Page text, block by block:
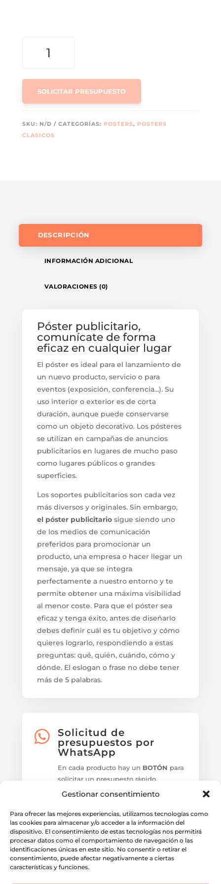
Gestionar consentimiento
Para ofrecer las mejores experiencias, utilizamos tecnologías como
las cookies para almacenar y/o acceder a la información del
dispositivo. El consentimiento de estas tecnologías nos permitirá
procesar datos como el comportamiento de navegación o las
identificaciones únicas en este sitio. No consentir o retirar el
consentimiento, puede afectar negativamente a ciertas
características y funciones.
SOLICITAR PRESUPUESTO
SKU: N/D CATEGORÍAS: POSTERS, POSTERS
CLASICOS
DESCRIPCIÓN
INFORMACIÓN ADICIONAL
VALORACIONES (0)
Póster publicitario,
comunícate de forma
eficaz en cualquier lugar
El póster es ideal para el lanzamiento de
un nuevo producto, servicio o para
eventos (exposición, conferencia...). Su
uso interior o exterior es de corta
duración, aunque puede conservarse
como un objeto decorativo. Los pósteres
se utilizan en campañas de anuncios
publicitarios en lugares de mucho paso
como lugares públicos o grandes
superficies.
Los soportes publicitarios son cada vez
más diversos y originales. Sin embargo,
el póster publicitariosigue siendo uno
de los medios de comunicación
preferidos para promocionar un
producto, una empresa o hacer llegar un
mensaje, ya que se integra
perfectamente a nuestro entorno y te
permite obtener una máxima visibilidad
al menor coste. Para que el póster sea
eficaz y tenga éxito, antes de diseñarlo
debes definir cuál es tu objetivo y cómo
quieres lograrlo, respondiendo a estas
preguntas: qué, quién, cuándo, cómo y
dónde. El eslogan o frase no debe tener
más de 5 palabras.

Solicitud de
presupuestos por
WhatsApp
En cada producto hay un BOTÓN para
solicitar un presupesto rápido.
En la mayoria de nuestros
presupuestos los portes a la
Península y Baleares son gratuitos